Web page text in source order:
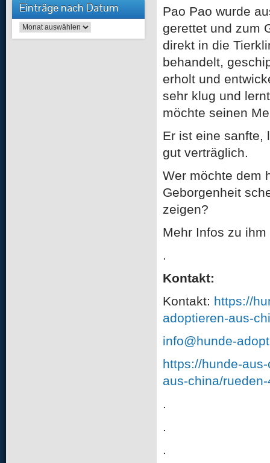
Einträge nach Datum
Einträge nach Datum
Pao Pao wurde
gerettet und zum
direkt in die
behandelt,
erholt und
sehr klug und
möchte seinen
Er ist eine sanfte,
gut verträglich.
Wer möchte dem
Geborgenheit
zeigen?
Mehr Infos zu
.
Kontakt:
Kontakt: https://
adoptieren-aus-
info@hunde-
https://hunde-
aus-china/rueden-
.
.
.